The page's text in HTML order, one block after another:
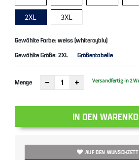
2XL
3XL
Gewählte Farbe: weiss (whiteroyblu)
Gewählte Größe:2XL Größentabelle
Menge Versandfertig in 2
IN DEN
AUF DEN